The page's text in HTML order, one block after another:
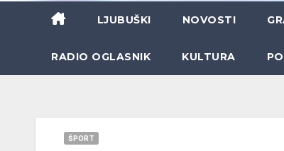
LJUBUŠKI NOVOSTI
RADIO OGLASNIK KULTURA
ŠPORT